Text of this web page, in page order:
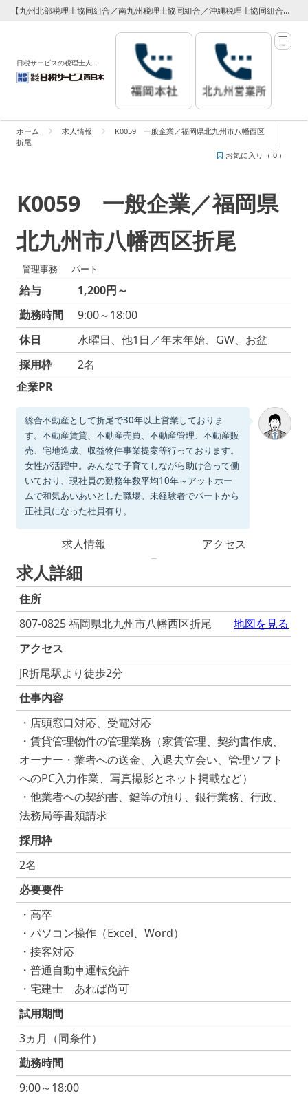
【九州北部税理士協同組合／南九州税理士協同組合／沖縄税理士協同組合】 専属代理店 日税サービス西日本
日税サービスの税理士人材紹介サービス
ホーム 求人情報
K0059 一般企業／福岡県北九州市八幡西区
折尾
お気に入り（ 0 ）
K0059 一般企業／福岡県
北九州市八幡西区折尾
管理事務 パート
給与
1,200円～
勤務時間
9:00～18:00
休日
水曜日、他1日／年末年始、GW、お盆
採用枠
2名
企業PR
総合不動産として折尾で30年以上営業しておりま
す。不動産賃貸、不動産売買、不動産管理、不動産販
売、宅地造成、収益物件事業提案等行っております。
女性が活躍中。みんなで子育てしながら助け合って働
いており、現社員の勤務年数平均10年～アットホー
ムで和気あいあいとした職場。未経験者でパートから
正社員になった社員有り。
求人情報 アクセス
求人詳細
住所
807-0825 福岡県北九州市八幡西区折尾
地図を見る
アクセス
JR折尾駅より徒歩2分
仕事内容
・店頭窓口対応、受電対応
・賃貸管理物件の管理業務（家賃管理、契約書作成、
オーナー・業者への送金、入退去立会い、管理ソフト
へのPC入力作業、写真撮影とネット掲載など）
・他業者への契約書、鍵等の預り、銀行業務、行政、
法務局等書類請求
採用枠
2名
必要要件
・高卒
・パソコン操作（Excel、Word）
・接客対応
・普通自動車運転免許
・宅建士 あれば尚可
試用期間
3ヵ月（同条件）
勤務時間
9:00～18:00